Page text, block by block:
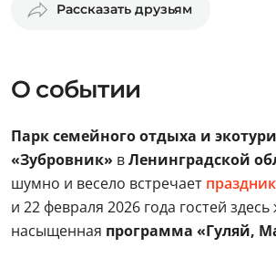
Рассказать друзьям
О событии
Парк семейного отдыха и
«Зубровник» вЛенинградской
шумно и весело встречает праздник
и 22 февраля 2026 года гостей здесь
насыщенная программа «Гуляй,